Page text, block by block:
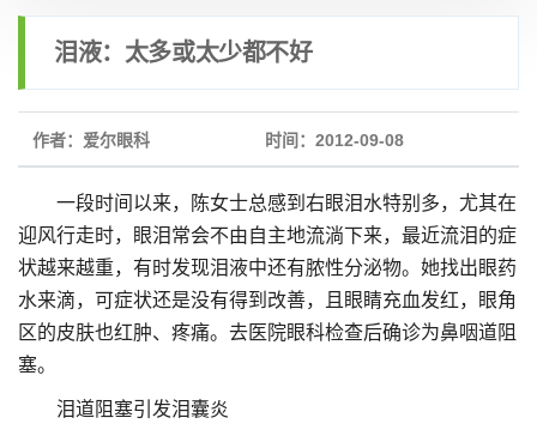
泪液：太多或太少都不好
作者：爱尔眼科 时间：2012-09-08
一段时间以来，陈女士总感到右眼泪水特别多，尤其在
迎风行走时，眼泪常会不由自主地流淌下来，最近流泪的症
状越来越重，有时发现泪液中还有脓性分泌物。她找出眼药
水来滴，可症状还是没有得到改善，且眼睛充血发红，眼角
区的皮肤也红肿、疼痛。去医院眼科检查后确诊为鼻咽道阻
塞。
泪道阻塞引发泪囊炎